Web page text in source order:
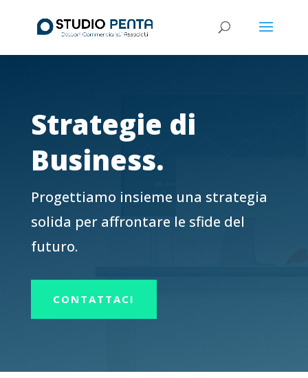
Strategie di
Business.
Progettiamo insieme una strategia
solida per affrontare le sfide del
futuro.
CONTATTACI